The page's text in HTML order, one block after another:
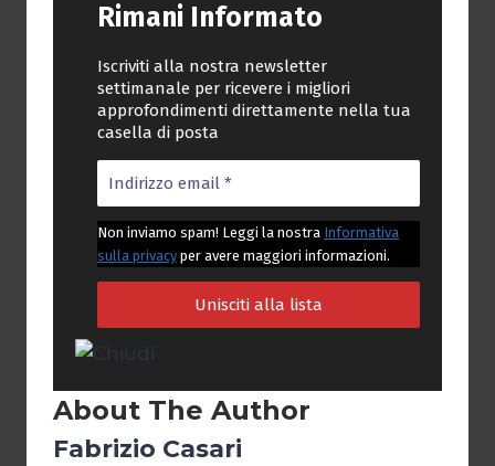
Rimani Informato
Iscriviti alla nostra newsletter
settimanale per ricevere i migliori
approfondimenti direttamente nella tua
casella di posta
Non inviamo spam! Leggi la nostra Informativa
sulla privacy per avere maggiori informazioni.
About The Author
Fabrizio Casari